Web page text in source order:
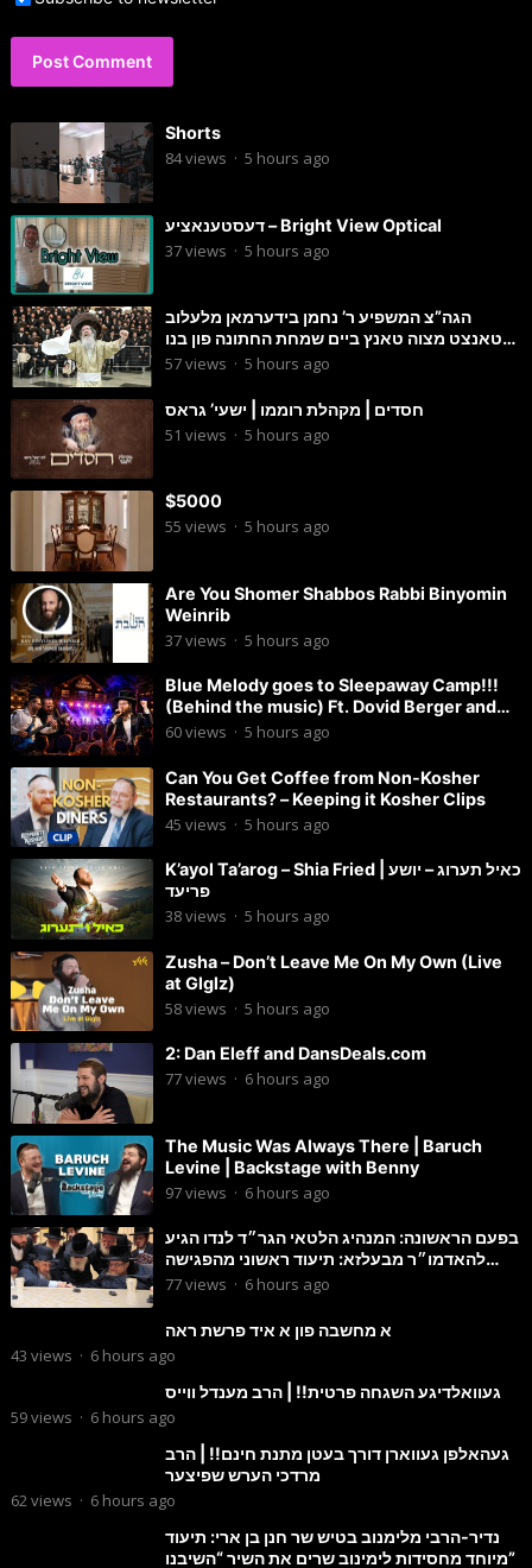
Shorts
84views · 5 hours ago
דעסטענאציע – Bright View Optical
37views · 5 hours ago
הגה”צ המשפיע ר’ נחמן בידערמאן מלעלוב
טאנצט מצוה טאנץ ביים שמחת החתונה פון בנו
החתן
57views · 5 hours ago
חסדים | מקהלת רוממו | ישעי’ גראס
51 views · 5 hours ago
$5000
55 views · 5 hours ago
Are You Shomer Shabbos Rabbi Binyomin
Weinrib
37views · 5 hours ago
Blue Melody goes to Sleepaway Camp!!!
(Behind the music) Ft. Dovid Berger and
Chaim Brown
60views · 5 hours ago
Can You Get Coffee from Non-Kosher
Restaurants? – Keeping it Kosher Clips
45 views · 5 hours ago
K’ayol Ta’arog – Shia Fried | כאיל תערוג – יושע
פריעד
38views · 5 hours ago
Zusha – Don’t Leave Me On My Own (Live
at Glglz)
58views · 5 hours ago
2: Dan Eleff and DansDeals.com
77views · 6 hours ago
The Music Was Always There | Baruch
Levine | Backstage with Benny
97views · 6 hours ago
בפעם הראשונה: המנהיג הלטאי הגר״ד לנדו הגיע
להאדמו״ר מבעלזא: תיעוד ראשוני מהפגישה
הנדירה
77views · 6 hours ago
א מחשבה פון א איד פרשת ראה
43 views · 6 hours ago
געוואלדיגע השגחה פרטית!! | הרב מענדל ווייס
59views · 6 hours ago
געהאלפן געווארן דורך בעטן מתנת חינם!! | הרב
מרדכי הערש שפיצער
62views · 6 hours ago
נדיר-הרבי מלימנוב בטיש שר חנן בן ארי: תיעוד
מיוחד מחסידות לימינוב שרים את השיר “השיבנו”